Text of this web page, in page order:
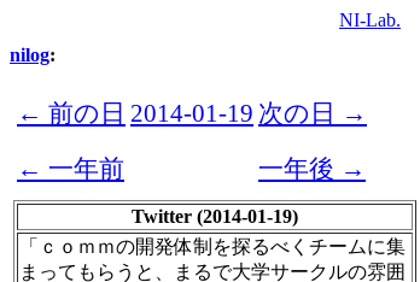
NI-Lab.
nilog:
← 前の日 2014-01-19 次の日 →
← 一年前
一年後 →
Twitter (2014-01-19)
「ｃｏｍｍの開発体制を探るべくチームに集
まってもらうと、まるで大学サークルの雰囲